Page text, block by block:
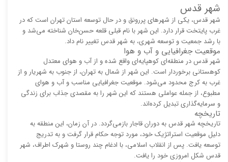
شهر قدس
شهر قدس، یکی از شهرهای پررونق و در حال توسعه استان تهران است که در
غرب پایتخت قرار دارد. این شهر با نام قبلی قلعه حسن‌خان شناخته می‌شد و
با رشد جمعیت و توسعه شهری، به شهر قدس تغییر نام داد.
موقعیت جغرافیایی و آب و هوا
شهر قدس در منطقه‌ای کوهپایه‌ای واقع شده و از آب و هوای معتدل
کوهستانی برخوردار است. این شهر از شمال به تهران، از جنوب به شهریار و از
غرب به کرج محدود می‌شود. موقعیت جغرافیایی مناسب و آب و هوای
مطبوع، از جمله عواملی هستند که این شهر را به مقصدی جذاب برای زندگی
و سرمایه‌گذاری تبدیل کرده‌اند.
تاریخچه
تاریخچه شهر قدس به دوران قاجار بازمی‌گردد. در آن زمان، این منطقه به
دلیل موقعیت استراتژیک خود، مورد توجه حکام قرار گرفت و به تدریج
توسعه یافت. پس از انقلاب اسلامی، با ادغام چند روستا و شهرک اطراف، شهر
قدس شکل امروزی خود را یافت.